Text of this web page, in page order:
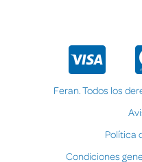
Feran. Todos los
Política
Condiciones